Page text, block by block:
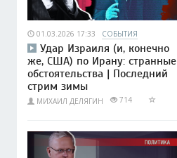
01.03.2026 17:33 СОБЫТИЯ
Удар Израиля (и, конечно
же, США) по Ирану: странные
обстоятельства | Последний
стрим зимы
МИХАИЛ ДЕЛЯГИН 714